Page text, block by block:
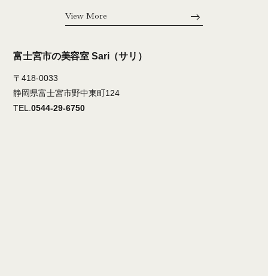
View More
富士宮市の美容室 Sari（サリ）
〒418-0033
静岡県富士宮市野中東町124
TEL.0544-29-6750